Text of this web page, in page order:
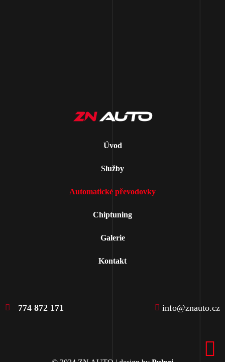
Úvod
Služby
Automatické převodovky
Chiptuning
Galerie
Kontakt
774 872 171 info@znauto.cz